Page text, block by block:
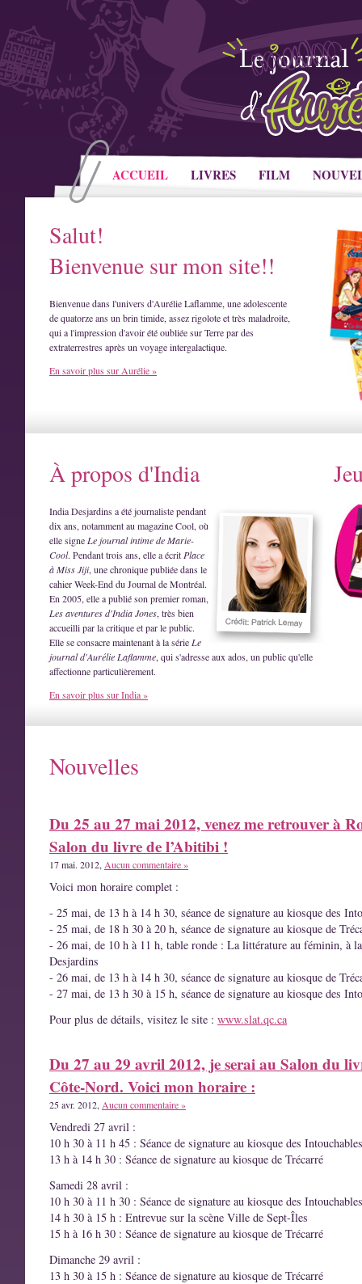
ACCUEIL LIVRES FILM
Salut!
Bienvenue sur mon site!!
Bienvenue dans l'univers d'Aurélie Laflamme, une adolescente
de quatorze ans un brin timide, assez rigolote et très maladroite,
qui a l'impression d'avoir été oubliée sur Terre par des
extraterrestres après un voyage intergalactique.
En savoir plus sur Aurélie »
À propos d'India
India Desjardins a été journaliste pendant
dix ans, notamment au magazine Cool, où
elle signe Le journal intime de Marie-
Cool. Pendant trois ans, elle a écrit Place
à Miss Jiji, une chronique publiée dans le
cahier Week-End du Journal de Montréal.
En 2005, elle a publié son premier roman,
Les aventures d'India Jones, très bien
accueilli par la critique et par le public.
Elle se consacre maintenant à la série Le
journal d'Aurélie Laflamme, qui s'adresse aux ados, un public qu'elle
affectionne particulièrement.
En savoir plus sur India »
Nouvelles
Du 25 au 27 mai 2012, venez me retrouver à
Salon du livre de l’Abitibi !
17 mai. 2012, Aucun commentaire »
Voici mon horaire complet :
- 25 mai, de 13 h à 14 h 30, séance de signature au kiosque des
- 25 mai, de 18 h 30 à 20 h, séance de signature au kiosque de
- 26 mai, de 10 h à 11 h, table ronde : La littérature au féminin, à
Desjardins
- 26 mai, de 13 h à 14 h 30, séance de signature au kiosque de
- 27 mai, de 13 h 30 à 15 h, séance de signature au kiosque des
Pour plus de détails, visitez le site : www.slat.qc.ca
Du 27 au 29 avril 2012, je serai au Salon du
Côte-Nord. Voici mon horaire :
25 avr. 2012, Aucun commentaire »
Vendredi 27 avril :
10 h 30 à 11 h 45 : Séance de signature au kiosque des Intouchables
13 h à 14 h 30 : Séance de signature au kiosque de Trécarré
Samedi 28 avril :
10 h 30 à 11 h 30 : Séance de signature au kiosque des Intouchables
14 h 30 à 15 h : Entrevue sur la scène Ville de Sept-Îles
15 h à 16 h 30 : Séance de signature au kiosque de Trécarré
Dimanche 29 avril :
13 h 30 à 15 h : Séance de signature au kiosque de Trécarré